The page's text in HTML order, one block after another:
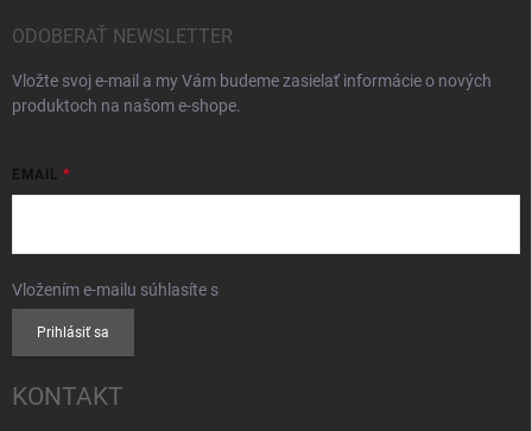
ODOBERAŤ NEWSLETTER
Vložte svoj e-mail a my Vám budeme zasielať informácie o nových
produktoch na našom e-shope.
EMAIL
Vložením e-mailu súhlasíte s
Prihlásiť sa
KONTAKT